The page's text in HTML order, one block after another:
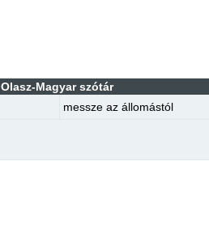
Olasz-Magyar szótár
messze az állomástól